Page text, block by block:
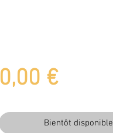
0,00 €Prix
Bientôt disponible